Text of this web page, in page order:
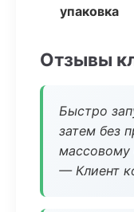
упаковка
Отзывы
Быстро
затем без
массовому
— Клиент